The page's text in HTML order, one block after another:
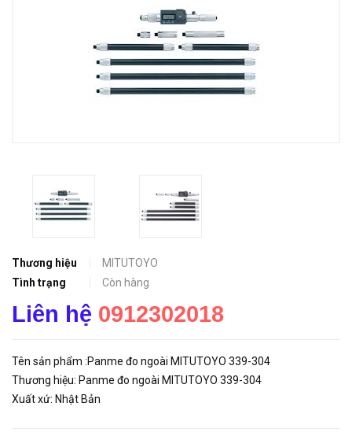
Thương hiệu
MITUTOYO
Tình trạng
Còn hàng
Liên hệ 0912302018
Tên sản phẩm :Panme đo ngoài MITUTOYO 339-304
Thương hiệu: Panme đo ngoài MITUTOYO 339-304
Xuất xứ: Nhật Bản